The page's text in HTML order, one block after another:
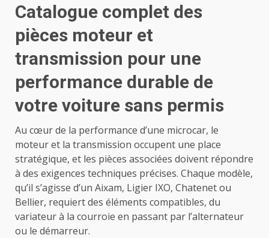
Catalogue complet des
pièces moteur et
transmission pour une
performance durable de
votre voiture sans permis
Au cœur de la performance d’une microcar, le
moteur et la transmission occupent une place
stratégique, et les pièces associées doivent répondre
à des exigences techniques précises. Chaque modèle,
qu’il s’agisse d’un Aixam, Ligier IXO, Chatenet ou
Bellier, requiert des éléments compatibles, du
variateur à la courroie en passant par l’alternateur
ou le démarreur.